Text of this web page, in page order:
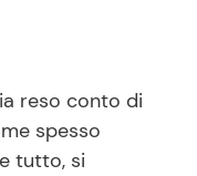
reso conto di
spesso
tutto, si